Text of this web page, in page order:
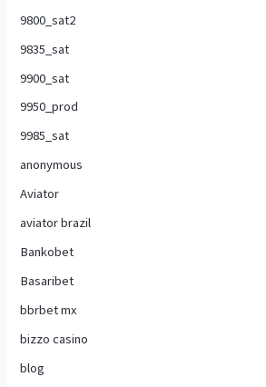
9800_sat2
9835_sat
9900_sat
9950_prod
9985_sat
anonymous
Aviator
aviator brazil
Bankobet
Basaribet
bbrbet mx
bizzo casino
blog